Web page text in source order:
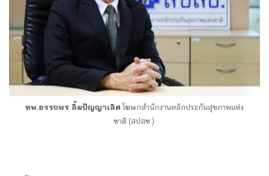
ทพ.อรรถพร ลิ้มปัญญาเลิศโฆษกสำนักงานหลักประกันสุขภาพแห่ง
ชาติ (สปสช.)